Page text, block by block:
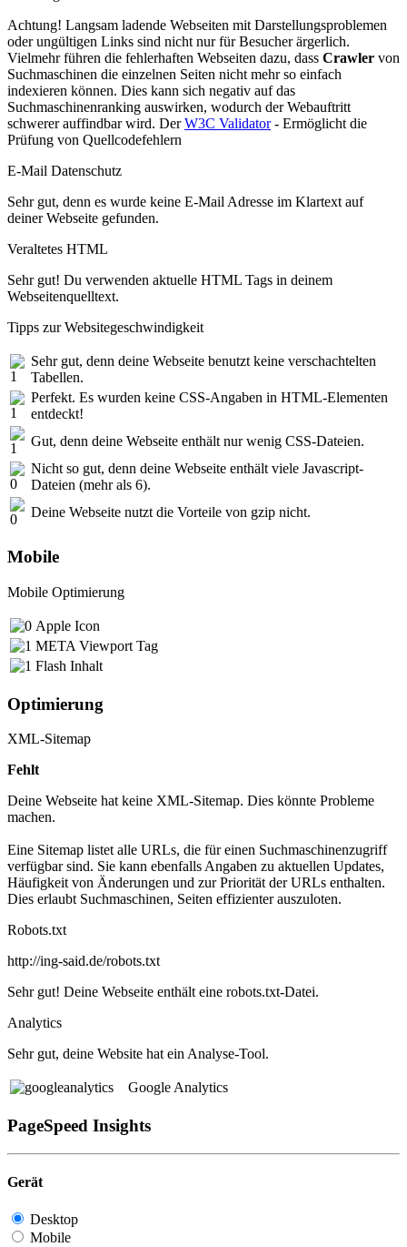
Achtung! Langsam ladende Webseiten mit Darstellungsproblemen
oder ungültigen Links sind nicht nur für Besucher ärgerlich.
Vielmehr führen die fehlerhaften Webseiten dazu, dass Crawler von
Suchmaschinen die einzelnen Seiten nicht mehr so einfach
indexieren können. Dies kann sich negativ auf das
Suchmaschinenranking auswirken, wodurch der Webauftritt
schwerer auffindbar wird. DerW3C Validator- Ermöglicht die
Prüfung von Quellcodefehlern
E-Mail Datenschutz
Sehr gut, denn es wurde keine E-Mail Adresse im Klartext auf
deiner Webseite gefunden.
Veraltetes HTML
Sehr gut! Du verwenden aktuelle HTML Tags in deinem
Webseitenquelltext.
Tipps zur Websitegeschwindigkeit
Sehr gut, denn deine Webseite benutzt keine verschachtelten
Tabellen.
Perfekt. Es wurden keine CSS-Angaben in HTML-Elementen
entdeckt!
Gut, denn deine Webseite enthält nur wenig CSS-Dateien.
Nicht so gut, denn deine Webseite enthält viele Javascript-
Dateien (mehr als 6).
Deine Webseite nutzt die Vorteile von gzip nicht.
Mobile
Mobile Optimierung
Apple Icon
META Viewport Tag
Flash Inhalt
Optimierung
XML-Sitemap
Fehlt
Deine Webseite hat keine XML-Sitemap. Dies könnte Probleme
machen.
Eine Sitemap listet alle URLs, die für einen Suchmaschinenzugriff
verfügbar sind. Sie kann ebenfalls Angaben zu aktuellen Updates,
Häufigkeit von Änderungen und zur Priorität der URLs enthalten.
Dies erlaubt Suchmaschinen, Seiten effizienter auszuloten.
Robots.txt
http://ing-said.de/robots.txt
Sehr gut! Deine Webseite enthält eine robots.txt-Datei.
Analytics
Sehr gut, deine Website hat ein Analyse-Tool.
Google Analytics
PageSpeed Insights
Gerät
Desktop
Mobile